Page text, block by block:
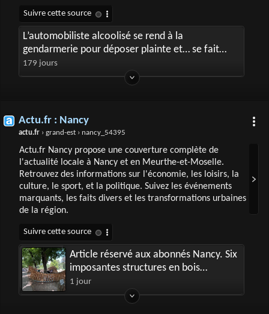
L’automobiliste alcoolisé se rend à la
gendarmerie pour déposer plainte et… se fait
retirer son permis
179 jours
Actu.fr : Nancy
actu.fr › grand-est › nancy_54395
Actu.fr Nancy propose une couverture complète de
l'actualité locale à Nancy et en Meurthe-et-Moselle.
Retrouvez des informations sur l'économie, les loisirs, la
culture, le sport, et la politique. Suivez les événements
marquants, les faits divers et les transformations urbaines
de la région.
Article réservé aux abonnés Nancy. Six
imposantes structures en bois
installées au parc de la Pépinière :
jusqu'à quand vont-elles rester ?
1 jour